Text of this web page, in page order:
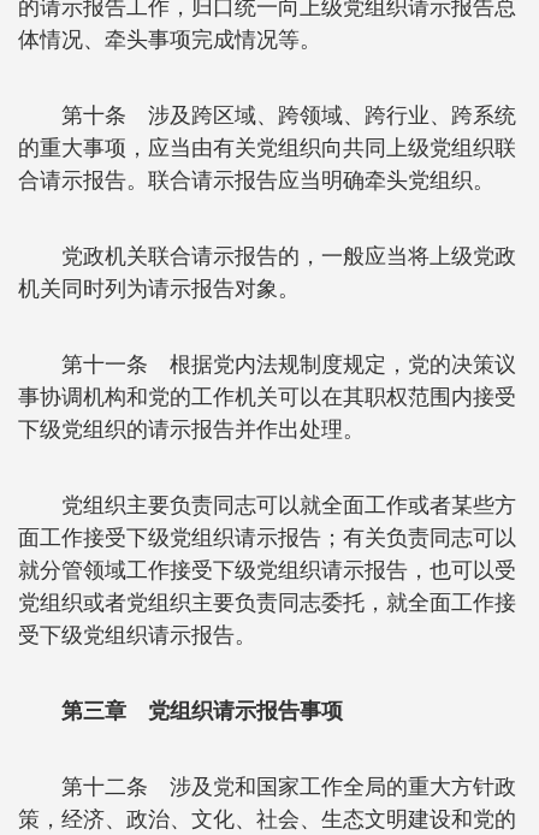
的请示报告工作，归口统一向上级党组织请示报告总
体情况、牵头事项完成情况等。
第十条 涉及跨区域、跨领域、跨行业、跨系统
的重大事项，应当由有关党组织向共同上级党组织联
合请示报告。联合请示报告应当明确牵头党组织。
党政机关联合请示报告的，一般应当将上级党政
机关同时列为请示报告对象。
第十一条 根据党内法规制度规定，党的决策议
事协调机构和党的工作机关可以在其职权范围内接受
下级党组织的请示报告并作出处理。
党组织主要负责同志可以就全面工作或者某些方
面工作接受下级党组织请示报告；有关负责同志可以
就分管领域工作接受下级党组织请示报告，也可以受
党组织或者党组织主要负责同志委托，就全面工作接
受下级党组织请示报告。
第三章 党组织请示报告事项
第十二条 涉及党和国家工作全局的重大方针政
策，经济、政治、文化、社会、生态文明建设和党的